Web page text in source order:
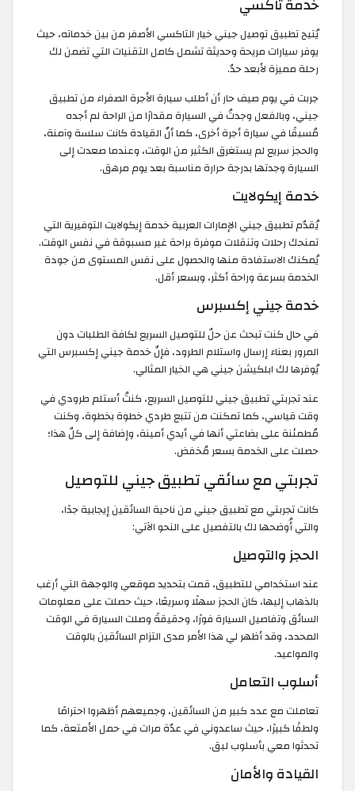
خدمة تاكسي
يُتيح تطبيق توصيل جيني خيار التاكسي الأصفر من بين خدماته، حيث
يوفر سيارات مريحة وحديثة تشمل كامل التقنيات التي تضمن لك
رحلة مميزة لأبعد حدّ.
جربت في يوم صيف حار أن أطلب سيارة الأجرة الصفراء من تطبيق
جيني، وبالفعل وجدتُ في السيارة مقدارًا من الراحة لم أجده
مُسبقًا في سيارة أجرة أخرى، كما أنّ القيادة كانت سلسة وآمنة،
والحجز سريع لم يستغرق الكثير من الوقت، وعندما صعدت إلى
السيارة وجدتها بدرجة حرارة مناسبة بعد يوم مرهق.
خدمة إيكولايت
يُقدّم تطبيق جيني الإمارات العربية خدمة إيكولايت التوفيرية التي
تمنحك رحلات وتنقلات موفرة براحة غير مسبوقة في نفس الوقت.
يُمكنك الاستفادة منها والحصول على نفس المستوى من جودة
الخدمة بسرعة وراحة أكثر، وبسعر أقل.
خدمة جيني إكسبرس
في حال كنت تبحث عن حلّ للتوصيل السريع لكافة الطلبات دون
المرور بعناء إرسال واستلام الطرود، فإنّ خدمة جيني إكسبرس التي
يُوفرها لك ابلكيشن جيني هي الخيار المثالي.
عند تجربتي تطبيق جيني للتوصيل السريع، كنتُ أستلم طرودي في
وقت قياسي، كما تمكنت من تتبع طردي خطوة بخطوة، وكنت
مُطمئنة على بضاعتي أنها في أيدي أمينة، وإضافة إلى كلّ هذا؛
حصلت على الخدمة بسعر مُخفض.
تجربتي مع سائقي تطبيق جيني للتوصيل
كانت تجربتي مع تطبيق جيني من ناحية السائقين إيجابية جدًا،
والتي أُوضحها لك بالتفصيل على النحو الآتي:
الحجز والتوصيل
عند استخدامي للتطبيق، قمت بتحديد موقعي والوجهة التي أرغب
بالذهاب إليها، كان الحجز سهلًا وسريعًا، حيث حصلت على معلومات
السائق وتفاصيل السيارة فورًا، وحقيقةً وصلت السيارة في الوقت
المحدد، وقد أظهر لي هذا الأمر مدى التزام السائقين بالوقت
والمواعيد.
أسلوب التعامل
تعاملت مع عدد كبير من السائقين، وجميعهم أظهروا احترامًا
ولطفًا كبيرًا، حيث ساعدوني في عدّة مرات في حمل الأمتعة، كما
تحدثوا معي بأسلوب لبق.
القيادة والأمان